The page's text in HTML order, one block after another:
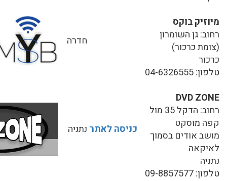
מיוזיק בוקס
רחוב: גן השומרון
(צומת כרכור)
כרכור
טלפון: 04-6326555
חדרה
DVD ZONE
רחוב: הדקל 35 מול
קפה מוסקט
מושב אודים בסמוך
לאיקאה
נתניה
טלפון: 09-8857577
כניסה לאתר נתניה